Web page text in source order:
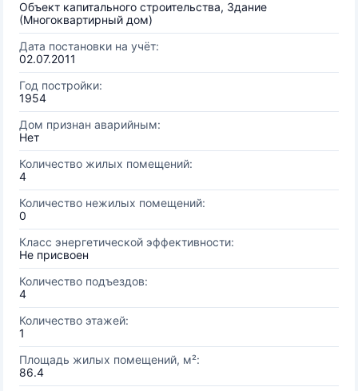
Объект капитального строительства, Здание
(Многоквартирный дом)
Дата постановки на учёт:
02.07.2011
Год постройки:
1954
Дом признан аварийным:
Нет
Количество жилых помещений:
4
Количество нежилых помещений:
0
Класс энергетической эффективности:
Не присвоен
Количество подъездов:
4
Количество этажей:
1
Площадь жилых помещений, м²:
86.4